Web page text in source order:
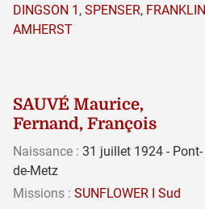
DINGSON 1 , SPENSER, FRANKLIN
AMHERST
SAUVÉ Maurice,
Fernand, François
Naissance : 31 juillet 1924 - Pont-
de-Metz
Missions : SUNFLOWER I Sud